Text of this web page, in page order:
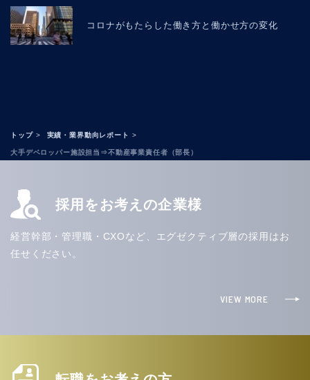
コロナがもたらした働き方と働かせ方の変化
トップ 実績・業界動向レポート
大手デベロッパー施設担当⇒不動産事業責任者（部長）
採用をお考えの企業様
経営幹部・管理職・CXOなど、エグゼクティブ層の採用はお
任せください。
VIEW MORE